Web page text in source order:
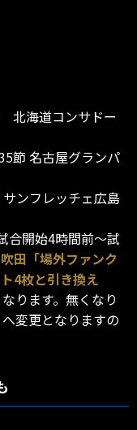
北海道コンサドー
節 名古屋グランパ
ンフレッチェ広島
合開始4時間前～試
田「場外ファンク
4枚と引き換え
ります。無くなり
変更となりますの